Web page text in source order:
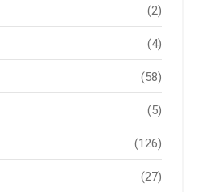
(2)
(4)
(58)
(5)
(126)
(27)